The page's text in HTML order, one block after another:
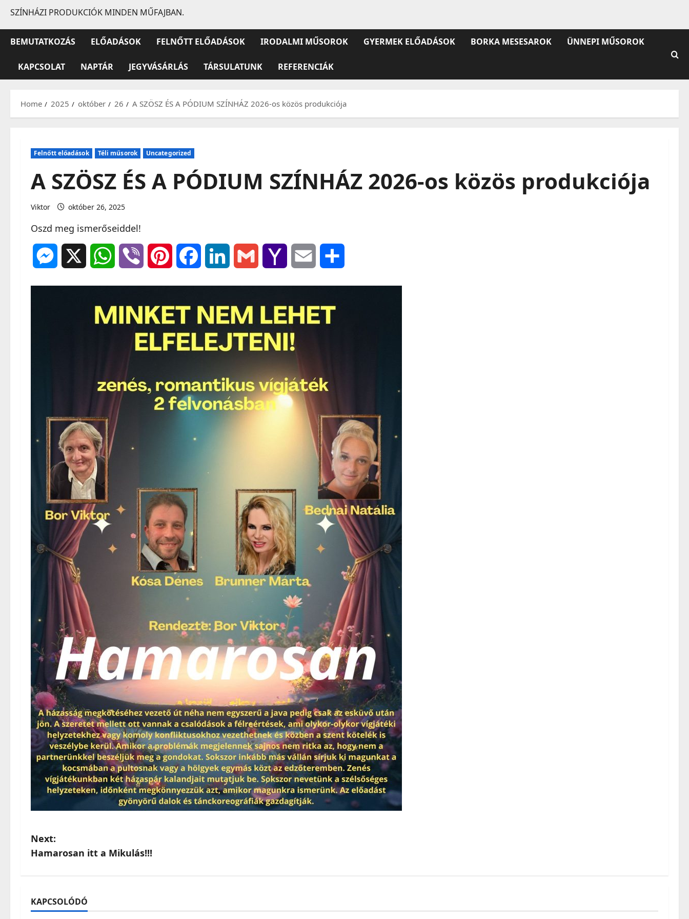
SZÍNHÁZI PRODUKCIÓK MINDEN MŰFAJBAN.
BEMUTATKOZÁS ELŐADÁSOK FELNŐTT ELŐADÁSOK IRODALMI MŰSOROK GYERMEK ELŐADÁSOK BORKA MESESAROK ÜNNEPI MŰSOROK
KAPCSOLAT NAPTÁR JEGYVÁSÁRLÁS TÁRSULATUNK REFERENCIÁK
Home 2025 október 26 A SZÖSZ ÉS A PÓDIUM SZÍNHÁZ 2026-os közös produkciója
Felnőtt előadások Téli műsorok Uncategorized
A SZÖSZ ÉS A PÓDIUM SZÍNHÁZ 2026-os közös produkciója
Viktor október 26, 2025
Oszd meg ismerőseiddel!
Messenger WhatsAppViber Pinterest FacebookLinkedIn Gmail Yahoo Email
Post
navigation
Next:
Hamarosan itt a Mikulás!!!
KAPCSOLÓDÓ